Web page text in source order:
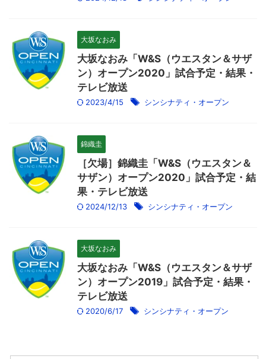
大坂なおみ
大坂なおみ「W&S（ウエスタン＆サザ
ン）オープン2020」試合予定・結果・
テレビ放送
2023/4/15 シンシナティ・オープン
錦織圭
［欠場］錦織圭「W&S（ウエスタン＆
サザン）オープン2020」試合予定・結
果・テレビ放送
2024/12/13 シンシナティ・オープン
大坂なおみ
大坂なおみ「W&S（ウエスタン＆サザ
ン）オープン2019」試合予定・結果・
テレビ放送
2020/6/17 シンシナティ・オープン